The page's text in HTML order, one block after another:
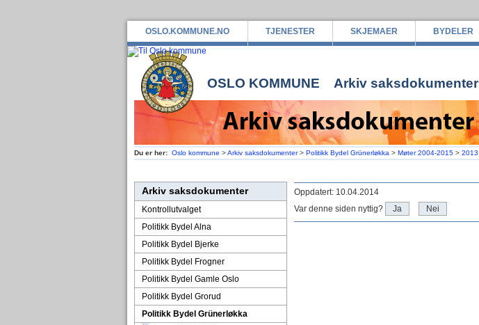
OSLO.KOMMUNE.NO TJENESTER SKJEMAER BYDELER
OSLO KOMMUNE Arkiv saksdokumenter
Du er her: Oslo kommune >Arkiv saksdokumenter> Politikk Bydel Grünerløkka > Møter 2004-2015> 2013
Arkiv saksdokumenter
Kontrollutvalget
Politikk Bydel Alna
Politikk Bydel Bjerke
Politikk Bydel Frogner
Politikk Bydel Gamle Oslo
Politikk Bydel Grorud
Politikk Bydel Grünerløkka
Oppdatert: 10.04.2014
Var denne siden nyttig? Ja Nei